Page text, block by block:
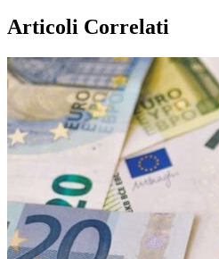
Articoli Correlati